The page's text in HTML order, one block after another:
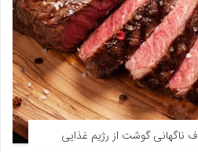
گوشت از رژیم غذایی